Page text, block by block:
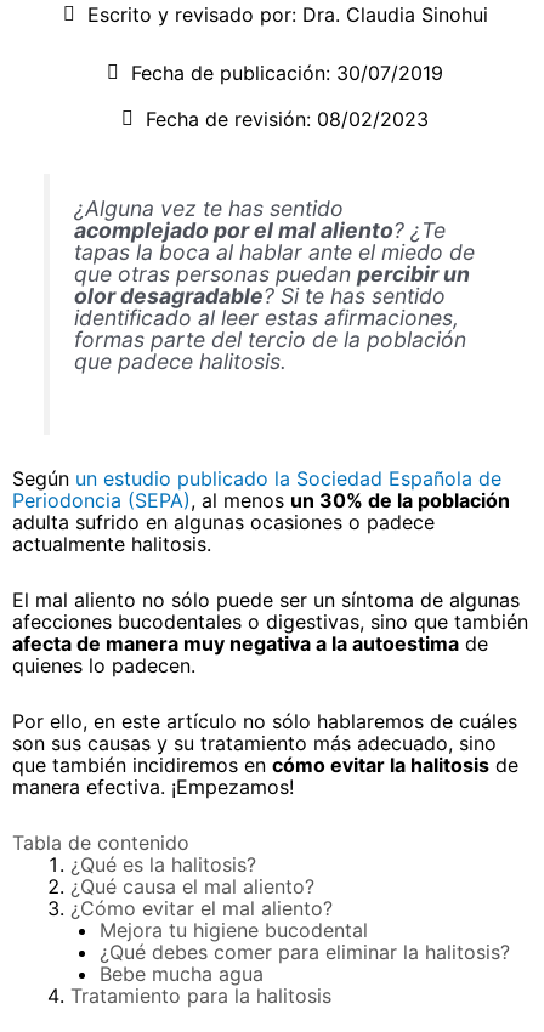
Escrito y revisado por:Dra. Claudia Sinohui
Fecha de publicación: 30/07/2019
Fecha de revisión: 08/02/2023
¿Alguna vez te has sentido
acomplejado por el mal aliento? ¿Te
tapas la boca al hablar ante el miedo de
que otras personas puedanpercibir un
olor desagradable? Si te has sentido
identificado al leer estas afirmaciones,
formas parte del tercio de la población
que padece halitosis.
Según un estudio publicado la Sociedad Española de
Periodoncia (SEPA), al menos un 30% de la población
adulta sufrido en algunas ocasiones o padece
actualmente halitosis.
El mal aliento no sólo puede ser un síntoma de algunas
afecciones bucodentales o digestivas, sino que también
afecta de manera muy negativa a la autoestima de
quienes lo padecen.
Por ello, en este artículo no sólo hablaremos de cuáles
son sus causas y su tratamiento más adecuado, sino
que también incidiremos en cómo evitar la halitosis de
manera efectiva. ¡Empezamos!
Tabla de contenido
¿Qué es la halitosis?
¿Qué causa el mal aliento?
¿Cómo evitar el mal aliento?
Mejora tu higiene bucodental
¿Qué debes comer para eliminar la halitosis?
Bebe mucha agua
Tratamiento para la halitosis